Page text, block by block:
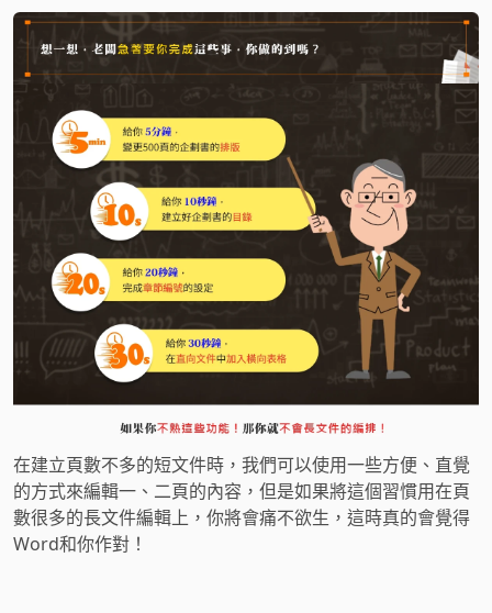
在建立頁數不多的短文件時，我們可以使用一些方便、直覺
的方式來編輯一、二頁的內容，但是如果將這個習慣用在頁
數很多的長文件編輯上，你將會痛不欲生，這時真的會覺得
Word和你作對！